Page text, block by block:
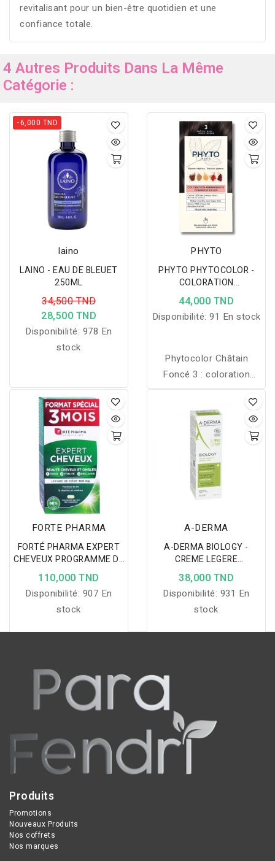
revitalisant pour un bien-être quotidien et une
confiance totale.
4 Autres Produits Dans La Même
Catégorie :
-6,000 TND
laino
LAINO - EAU DE BLEUET
250ML
34,500 TND
28,500 TND
Disponibilité: 978 En
stock
PHYTO
PHYTO PHYTOCOLOR -
COLORATION
PERMANENTE CHATIN
FONCE 3
44,000 TND
Disponibilité: 91 En stock
Phytocolor Châtain
Foncé 3 : coloration
végétale intense, couvre
100% des cheveux
blancs, respecte le cuir
chevelu et nourrit la fibre
capillaire.
FORTE PHARMA
FORTÉ PHARMA EXPERT
CHEVEUX PROGRAMME DE
3 MOIS 84 CP
110,000 TND
Disponibilité: 907 En
stock
A-DERMA
A-DERMA BIOLOGY -
CREME LEGERE
HYDRATANTE PEAUX
FRAGILE 40ML
38,000 TND
Disponibilité: 931 En
stock
Produits
Promotions
Nouveaux Produits
Nos coffrets
Nos marques